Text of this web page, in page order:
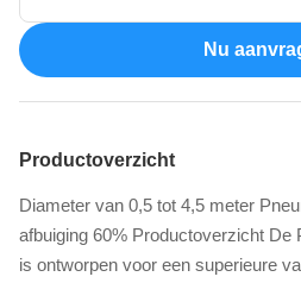
Nu
Productoverzicht
Diameter van 0,5 tot 4,5 meter
afbuiging 60% Productoverzicht De
is ontworpen voor een superieure